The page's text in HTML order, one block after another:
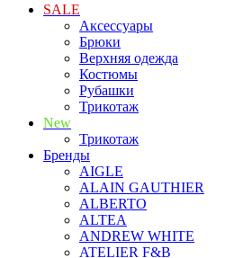
SALE
Аксессуары
Брюки
Верхняя одежда
Костюмы
Рубашки
Трикотаж
New
Трикотаж
Бренды
AIGLE
ALAIN GAUTHIER
ALBERTO
ALTEA
ANDREW WHITE
ATELIER F&B